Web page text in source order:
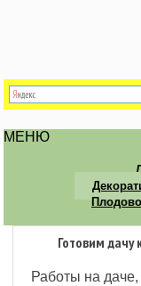
МЕНЮ
Готовим дачу
Работы на